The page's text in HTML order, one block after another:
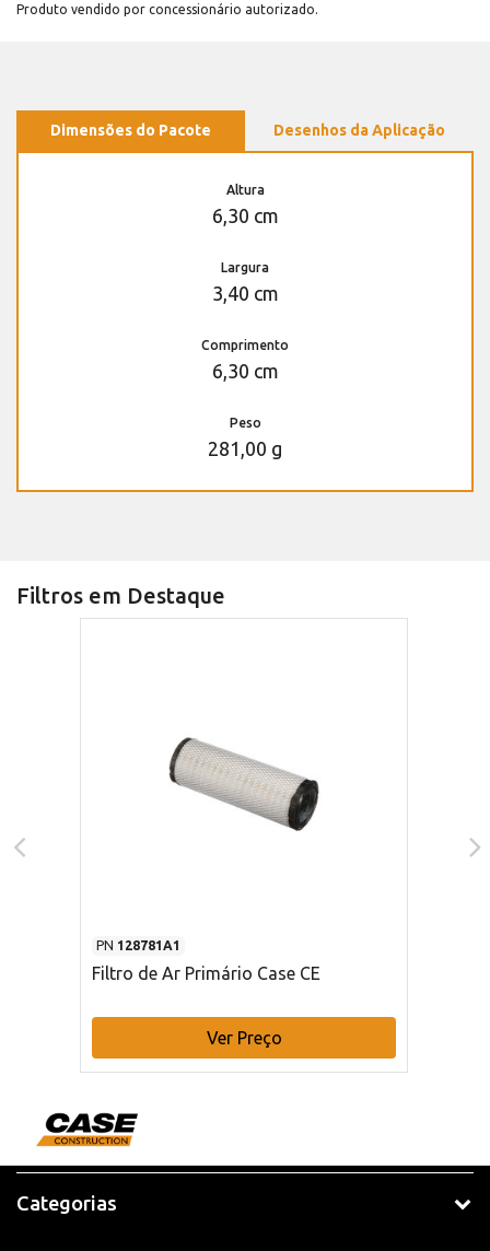
Produto vendido por concessionário autorizado.
Dimensões do Pacote Desenhos da Aplicação
Altura
6,30 cm
Largura
3,40 cm
Comprimento
6,30 cm
Peso
281,00 g
Filtros em Destaque
PN 128781A1
Filtro de Ar Primário Case CE
Ver Preço
Categorias